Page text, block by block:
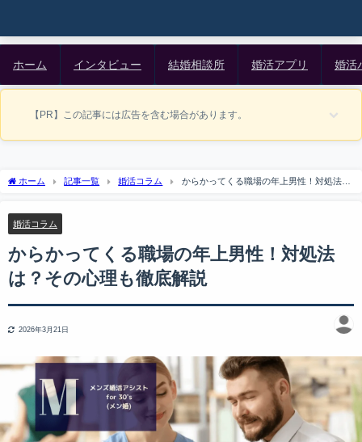
ホーム インタビュー 結婚相談所 婚活アプリ 婚活
【PR】この記事には広告を含む場合があります。
ホーム 記事一覧 婚活コラム
からかってくる職場の年上男性！対処法
婚活コラム
からかってくる職場の年上男性！対処法
は？その心理も徹底解説
2026年3月21日